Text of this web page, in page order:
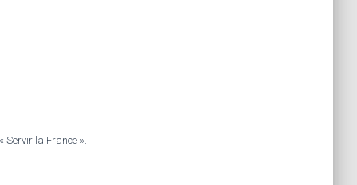
Servir la France ».